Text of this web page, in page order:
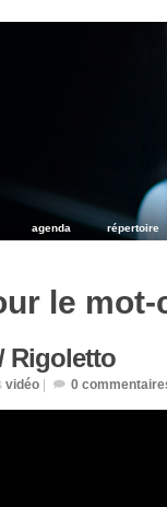
agenda répertoire
le mot-
Rigoletto
vidéo 0